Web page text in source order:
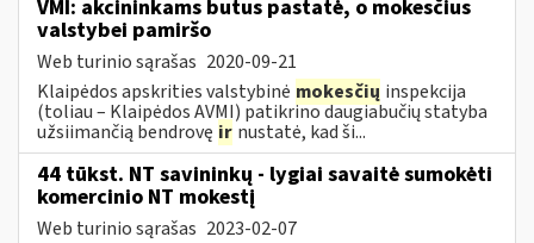
VMI: akcininkams butus pastatė, o mokesčius
valstybei pamiršo
Web turinio sąrašas 2020-09-21
Klaipėdos apskrities valstybinė mokesčių inspekcija
(toliau – Klaipėdos AVMI) patikrino daugiabučių statyba
užsiimančią bendrovę ir nustatė, kad ši...
44 tūkst. NT savininkų - lygiai savaitė sumokėti
komercinio NT mokestį
Web turinio sąrašas 2023-02-07